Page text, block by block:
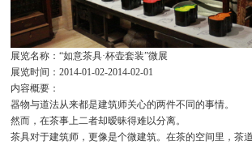
展览名称：“如意茶具·杯壶套装”微展
展览时间：2014-01-02-2014-02-01
内容概要：
器物与道法从来都是建筑师关心的两件不同的事情。
然而，在茶事上二者却暧昧得难以分离。
茶具对于建筑师，更像是个微建筑。在茶的空间里，茶